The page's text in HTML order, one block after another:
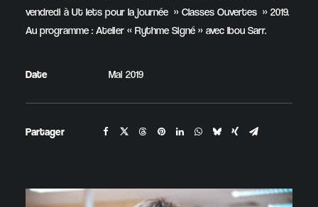
vendredi à Ut Iets pour la journée » Classes Ouvertes » 2019.
Au programme : Atelier « Rythme Signé » avec Ibou Sarr.
Date Mai 2019
Partager